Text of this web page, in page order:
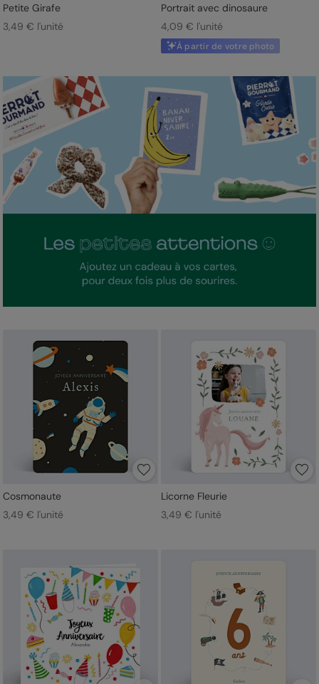
Petite Girafe
3,49 € l'unité
Portrait avec dinosaure
4,09 € l'unité
À partir de votre photo
Cosmonaute
3,49 € l'unité
Licorne Fleurie
3,49 € l'unité